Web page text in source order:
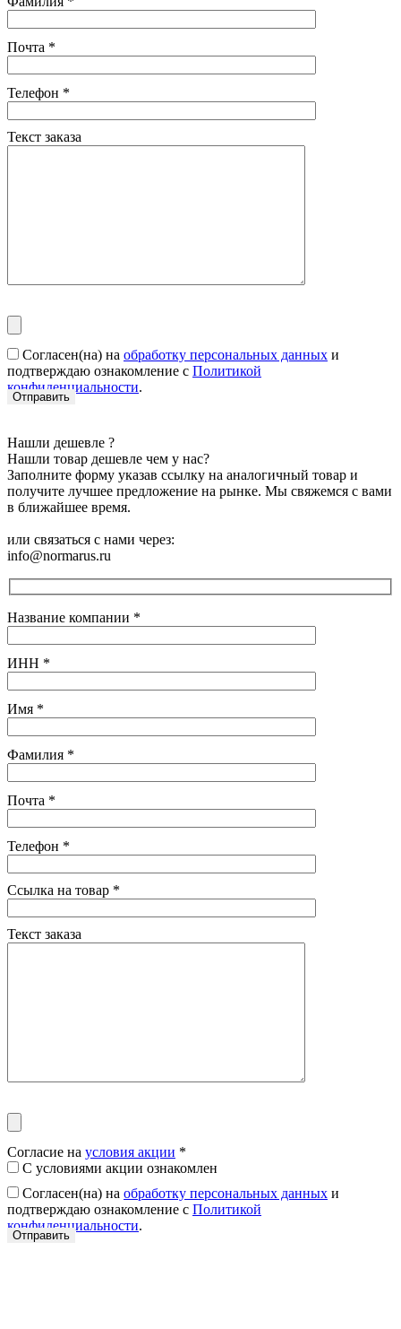
Почта *
Телефон *
Текст заказа
Согласен(на) на обработку персональных данных и
подтверждаю ознакомление с Политикой
конфиденциальности.
Нашли дешевле ?
Нашли товар дешевле чем у нас?
Заполните форму указав ссылку на аналогичный товар и
получите лучшее предложение на рынке. Мы свяжемся с вами
в ближайшее время.
или связаться с нами через:
info@normarus.ru
Название компании *
ИНН *
Имя *
Фамилия *
Почта *
Телефон *
Ссылка на товар *
Текст заказа
Согласие на условия акции *
С условиями акции ознакомлен
Согласен(на) на обработку персональных данных и
подтверждаю ознакомление с Политикой
конфиденциальности.